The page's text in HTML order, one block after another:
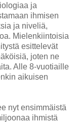
ja
ihmisen
ja niveliä,
Mielenkiintoisia
esittelevät
joten ne
Alle 8-vuotiaille
aikuisen
nyt ensimmäistä
ihmistä